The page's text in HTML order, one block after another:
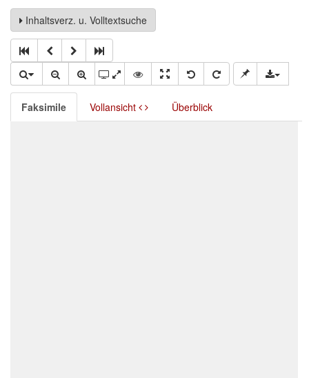
Inhaltsverz. u. Volltextsuche
Faksimile Vollansicht Überblick